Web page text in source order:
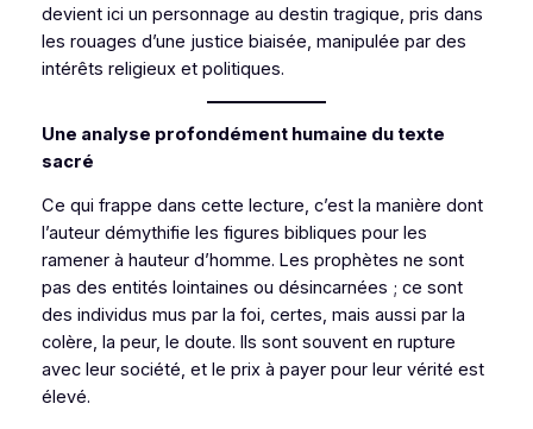
devient ici un personnage au destin tragique, pris dans
les rouages d’une justice biaisée, manipulée par des
intérêts religieux et politiques.
Une analyse profondément humaine du texte
sacré
Ce qui frappe dans cette lecture, c’est la manière dont
l’auteur démythifie les figures bibliques pour les
ramener à hauteur d’homme. Les prophètes ne sont
pas des entités lointaines ou désincarnées ; ce sont
des individus mus par la foi, certes, mais aussi par la
colère, la peur, le doute. Ils sont souvent en rupture
avec leur société, et le prix à payer pour leur vérité est
élevé.